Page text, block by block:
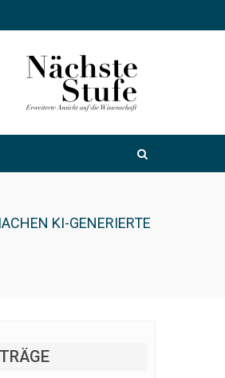
KI-GENERIERTE